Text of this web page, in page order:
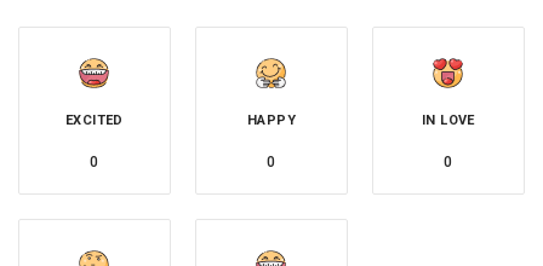
EXCITED
0
HAPPY
0
IN LOVE
0